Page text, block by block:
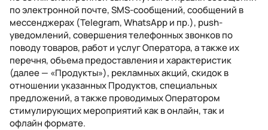
по электронной почте, SMS-сообщений, сообщений в
мессенджерах (Telegram, WhatsApp и пр.), push-
уведомлений, совершения телефонных звонков по
поводу товаров, работ и услуг Оператора, а также их
перечня, объема предоставления и характеристик
(далее — «Продукты»), рекламных акций, скидок в
отношении указанных Продуктов, специальных
предложений, а также проводимых Оператором
стимулирующих мероприятий как в онлайн, так и
офлайн формате.